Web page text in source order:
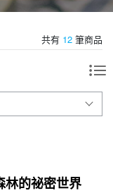
共有 12 筆商品
林的祕密世界